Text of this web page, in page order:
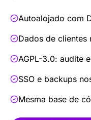
Autoalojado com
Dados de clientes
AGPL-3.0: audite
SSO e backups
Mesma base de